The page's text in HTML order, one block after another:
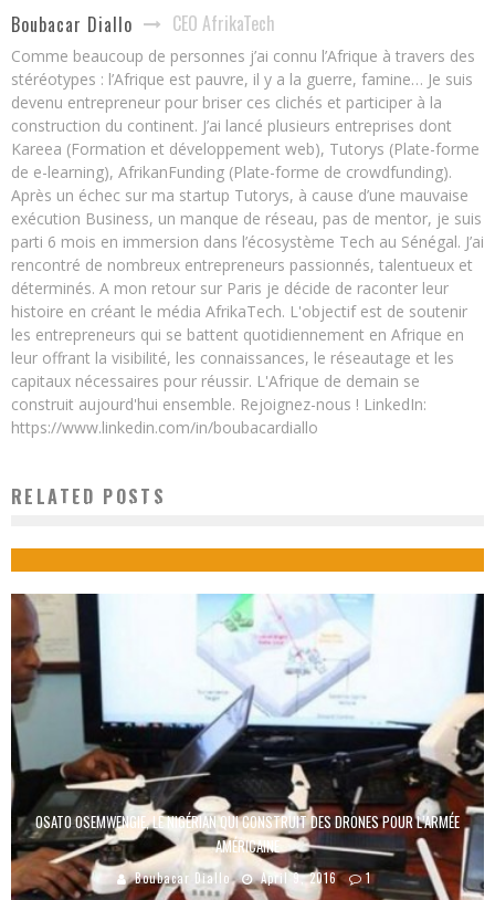
Boubacar Diallo CEO AfrikaTech
Comme beaucoup de personnes j’ai connu l’Afrique à travers des
stéréotypes : l’Afrique est pauvre, il y a la guerre, famine… Je suis
devenu entrepreneur pour briser ces clichés et participer à la
construction du continent. J’ai lancé plusieurs entreprises dont
Kareea (Formation et développement web), Tutorys (Plate-forme
de e-learning), AfrikanFunding (Plate-forme de crowdfunding).
Après un échec sur ma startup Tutorys, à cause d’une mauvaise
exécution Business, un manque de réseau, pas de mentor, je suis
parti 6 mois en immersion dans l’écosystème Tech au Sénégal. J’ai
rencontré de nombreux entrepreneurs passionnés, talentueux et
déterminés. A mon retour sur Paris je décide de raconter leur
histoire en créant le média AfrikaTech. L'objectif est de soutenir
les entrepreneurs qui se battent quotidiennement en Afrique en
leur offrant la visibilité, les connaissances, le réseautage et les
capitaux nécessaires pour réussir. L'Afrique de demain se
construit aujourd'hui ensemble. Rejoignez-nous ! LinkedIn:
https://www.linkedin.com/in/boubacardiallo
RELATED POSTS
ORANGE SE RENFORCE DANS LA VOD ET INVESTIT DANS AFROSTREAM
OSATO OSEMWENGIE, LE NIGÉRIAN QUI CONSTRUIT DES DRONES POUR L’ARMÉE
AMÉRICAINE
Boubacar Diallo April 9, 2016 1